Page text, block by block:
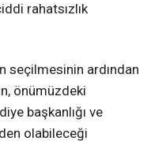
rahatsızlık
seçilmesinin ardından
önümüzdeki
başkanlığı ve
olabileceği